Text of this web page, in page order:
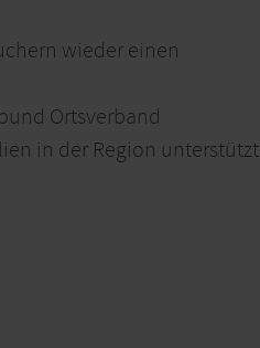
wieder einen
Ortsverband
in der Region unterstützt